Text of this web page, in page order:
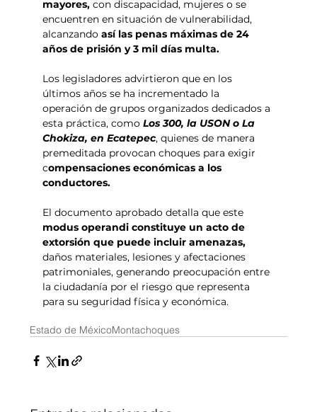
mayores, con discapacidad, mujeres o se
encuentren en situación de vulnerabilidad,
alcanzando así las penas máximas de 24
años de prisión y 3 mil días multa.
Los legisladores advirtieron que en los
últimos años se ha incrementado la
operación de grupos organizados dedicados a
esta práctica, como Los 300, la USON o La
Chokiza, en Ecatepec, quienes de manera
premeditada provocan choques para exigir
compensaciones económicas a los
conductores.
El documento aprobado detalla que este
modus operandi constituye un acto de
extorsión que puede incluir amenazas,
daños materiales, lesiones y afectaciones
patrimoniales, generando preocupación entre
la ciudadanía por el riesgo que representa
para su seguridad física y económica.
Estado de MéxicoMontachoques